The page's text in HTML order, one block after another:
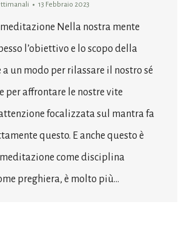
13 Febbraio 2023
Nella nostra mente
l’obiettivo e lo scopo della
un modo per rilassare il nostro sé
per affrontare le nostre vite
focalizzata sul mantra fa
questo. E anche questo è
come disciplina
preghiera, è molto più…